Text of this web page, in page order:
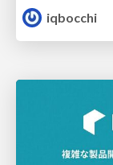
iqbocchi